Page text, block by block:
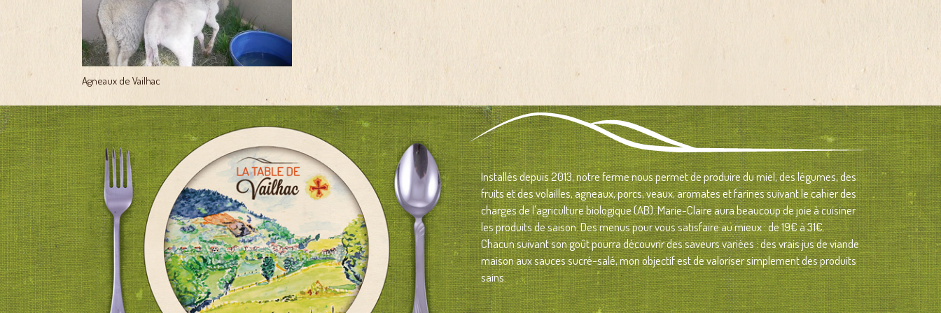
Agneaux de Vailhac
Installés depuis 2013, notre ferme nous permet deproduire du miel,des légumes,des
fruitsetdes volailles,agneaux, porcs, veaux, aromates et farines suivant le cahier des
charges de l'agriculture biologique (AB). Marie-Claire aura beaucoup de joie à cuisiner
les produits de saison.Des menuspour vous satisfaire au mieux : de 19€ à 31€.
Chacun suivant son goût pourra découvrir des saveurs variées : des vrais jus de viande
maison aux sauces sucré-salé, mon objectif est de valoriser simplement des produits
sains.